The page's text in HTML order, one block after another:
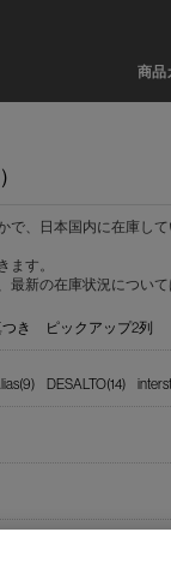
商品
で、日本国内に在庫して
ます。
最新の在庫状況について
き ピックアップ2列
DESALTO(14)